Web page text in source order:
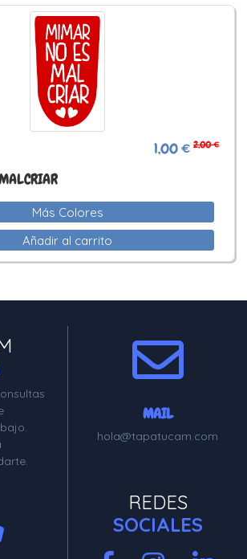
1,00 € 2,00 €
Más Colores
Añadir al carrito
MAIL
hola@tapatucam.com
REDES
SOCIALES